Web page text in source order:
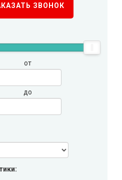
(Корфад Экспресс)
(краска)
(Леадор Экспресс)
ЗВОНОК
от
до